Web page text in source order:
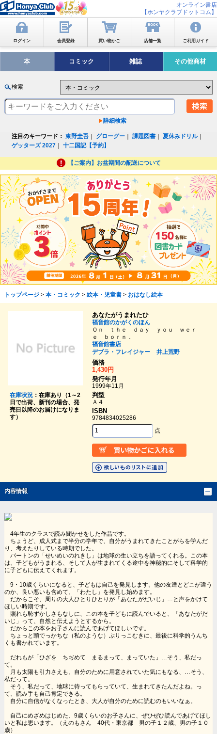
オンライン書店
【ホンヤクラブドットコム】
ログイン 会員登録 買い物かご 店舗一覧 ご利用ガイド
本 コミック 雑誌 その他商材
検索
詳細検索
注目のキーワード： 東野圭吾 グローグー ｜課題図書 ｜夏休みドリル｜
ゲッターズ 2027 ｜十二国記【予約】
【ご案内】お盆期間の配送について
トップページ> 本・コミック > 絵本・児童書> おはなし絵本
在庫状況：在庫あり（1～2
日で出荷、新刊の場合、発
売日以降のお届けになりま
す）
あなたがうまれたひ
福音館のかがくのほん
Ｏｎ ｔｈｅ ｄａｙ ｙｏｕ ｗｅｒ
ｅ ｂｏｒｎ．
福音館書店
デブラ・フレイジャー
井上荒野
価格
1,430円
発行年月
1999年11月
判型
Ａ４
ISBN
9784834025286
点
内容情報
4年生のクラスで読み聞かせをした作品です。
ちょうど、成人式まで半分の学年で、自分がうまれてきたことがらを学んだ
り、考えたりしている時期でした。
バートンの「せいめいのれきし」は地球の生い立ちを語ってくれる。この本
は、子どもがうまれる、そして人が生まれてくる途中を神秘的にそして科学的
に子どもに伝えてくれます。
9・10歳くらいになると、子どもは自己を発見します。他の友達とどこが違う
のか、良い悪いも含めて、「わたし」を発見し始めます。
だからこそ、周りの大人ひとりひとりが「あなたがだいじ」…と声をかけて
ほしい時期です。
照れも恥ずかしさもなしに、この本を子どもに読んでいると、「あなたがだ
いじ」って、自然と伝えようとするから。
だからこの本をお子さんに読んであげてほしいです。
ちょっと頭でっかちな（私のような）ぶりっこむきに、最後に科学的うんち
くも書かれています。
だれもが「ひざを ちぢめて まるまって、まっていた」…そう、私だっ
て。
月も太陽も引力さえも、自分のために用意されていた気にもなる、…そう、
私だって。
そう、私だって、地球に待ってもらっていて、生まれてきたんだよね。っ
て、読み手も自己肯定できる。
自分に自信がなくなったとき、大人が自分のために読むのもいいなぁ。
自己にめざめはじめた、9歳くらいのお子さんに、ぜひぜひ読んであげてほし
いと私は思います。（えのもさん 40代・東京都 男の子１２歳、男の子１０
歳）